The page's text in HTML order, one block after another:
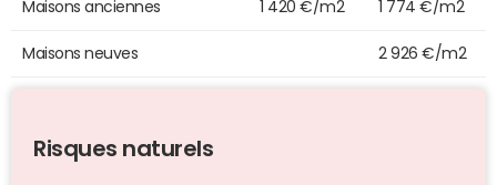
Maisons anciennes 1 420 €/m2 1 774 €/m2
Maisons neuves 2 926 €/m2
Risques naturels